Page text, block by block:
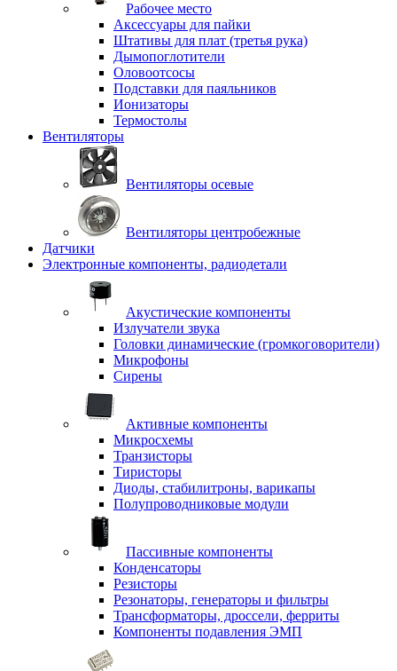
Рабочее место
Аксессуары для пайки
Штативы для плат (третья рука)
Дымопоглотители
Оловоотсосы
Подставки для паяльников
Ионизаторы
Термостолы
Вентиляторы
Вентиляторы осевые
Вентиляторы центробежные
Датчики
Электронные компоненты, радиодетали
Акустические компоненты
Излучатели звука
Головки динамические (громкоговорители)
Микрофоны
Сирены
Активные компоненты
Микросхемы
Транзисторы
Тиристоры
Диоды, стабилитроны, варикапы
Полупроводниковые модули
Пассивные компоненты
Конденсаторы
Резисторы
Резонаторы, генераторы и фильтры
Трансформаторы, дроссели, ферриты
Компоненты подавления ЭМП